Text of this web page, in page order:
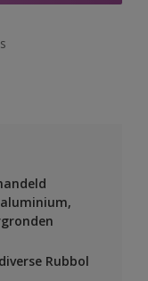
Rubbol